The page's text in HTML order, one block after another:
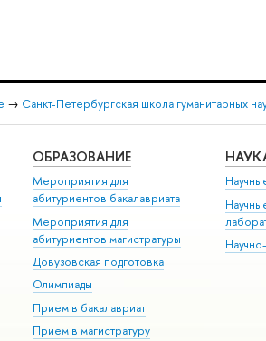
→ Санкт-Петербургская школа гуманитарных
ОБРАЗОВАНИЕ
Мероприятия для
абитуриентов бакалавриата
Мероприятия для
абитуриентов магистратуры
Довузовская подготовка
Олимпиады
Прием в бакалавриат
Прием в магистратуру